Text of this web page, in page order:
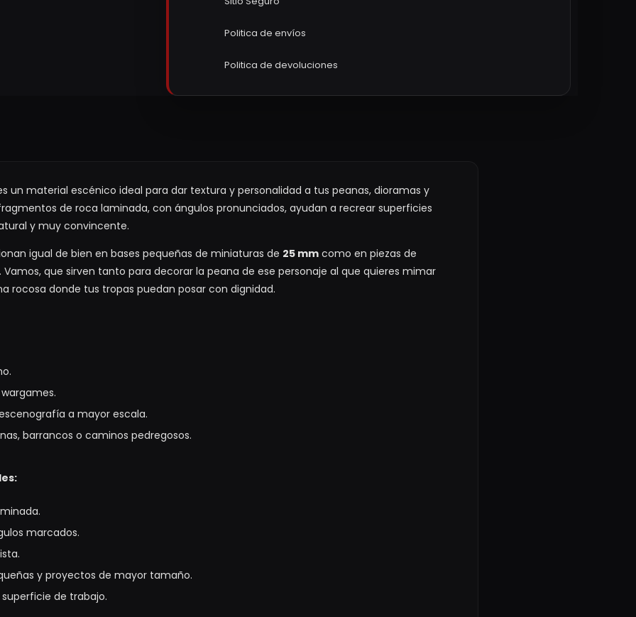
Politica de envíos
Politica de devoluciones
un material escénico ideal para dar textura y personalidad a tus peanas, dioramas y
de roca laminada, con ángulos pronunciados, ayudan a recrear superficies
y muy convincente.
igual de bien en bases pequeñas de miniaturas de 25 mm como en piezas de
que sirven tanto para decorar la peana de ese personaje al que quieres mimar
rocosa donde tus tropas puedan posar con dignidad.
a mayor escala.
barrancos o caminos pedregosos.
marcados.
y proyectos de mayor tamaño.
de trabajo.